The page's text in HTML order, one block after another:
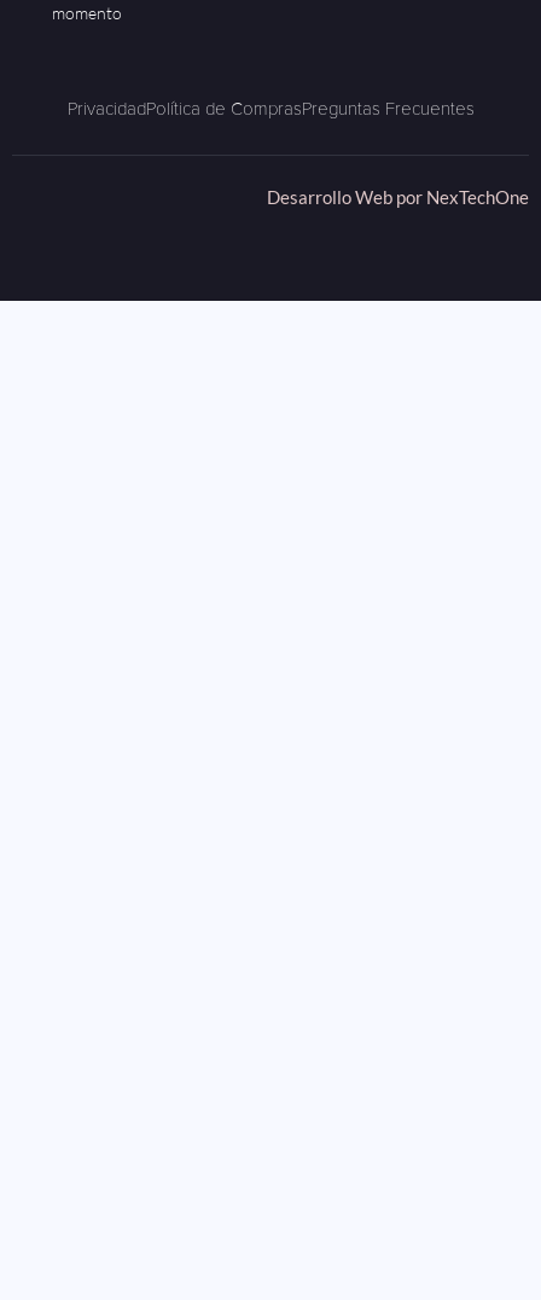
momento
PrivacidadPolítica de ComprasPreguntas Frecuentes
Desarrollo Web por NexTechOne